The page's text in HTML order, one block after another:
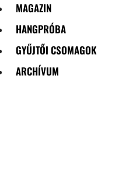
MAGAZIN
HANGPRÓBA
GYŰJTŐI CSOMAGOK
ARCHÍVUM